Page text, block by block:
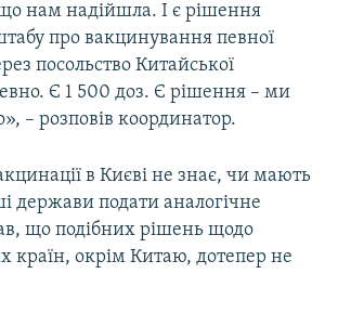
нам надійшла. І є рішення
про вакцинування певної
посольство Китайської
Є 1 500 доз. Є рішення – ми
– розповів координатор.
в Києві не знає, чи мають
держави подати аналогічне
що подібних рішень щодо
країн, окрім Китаю, дотепер не